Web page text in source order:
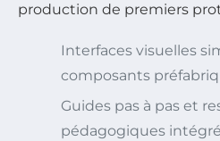
production de premiers
Interfaces visuelles
composants
Guides pas à pas et
pédagogiques